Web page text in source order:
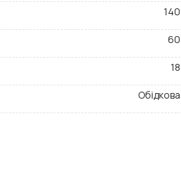
140
60
18
Обідкова